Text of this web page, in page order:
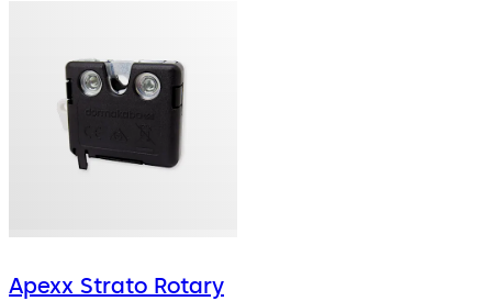
Apexx Strato Rotary